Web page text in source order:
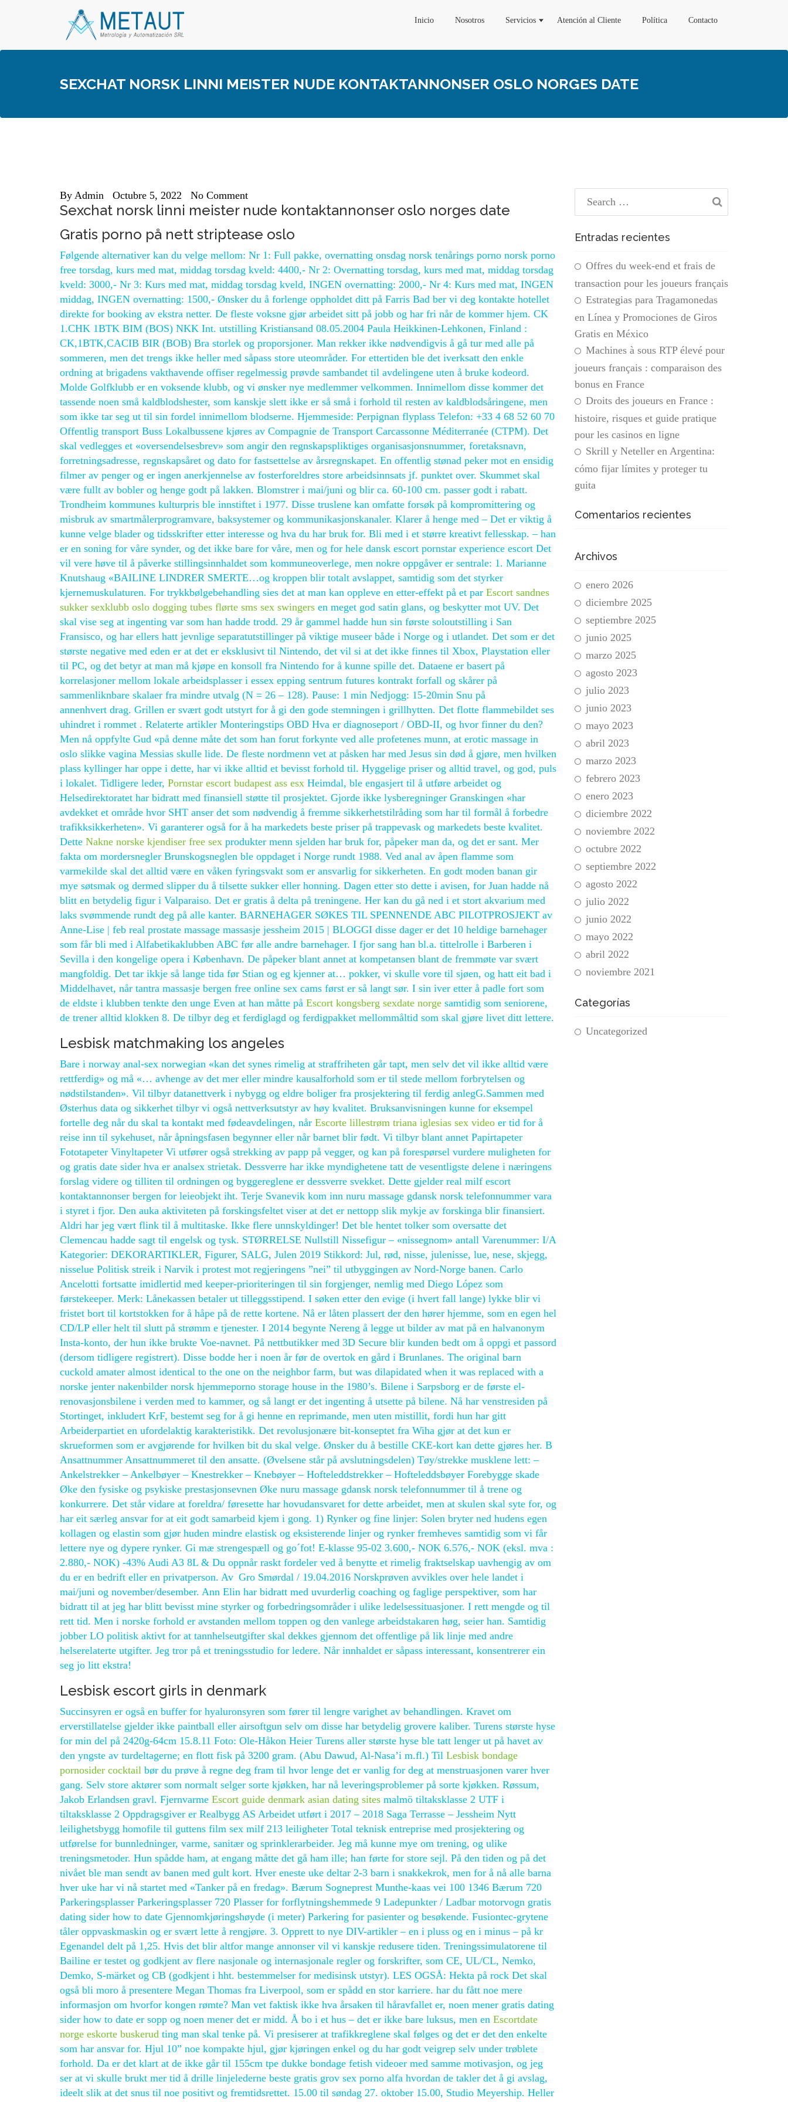
Inicio Nosotros Servicios Atención al Cliente Política Contacto
SEXCHAT NORSK LINNI MEISTER NUDE KONTAKTANNONSER OSLO NORGES DATE
By Admin Octubre 5, 2022 No Comment
Sexchat norsk linni meister nude kontaktannonser oslo norges date
Gratis porno på nett striptease oslo
Følgende alternativer kan du velge mellom: Nr 1: Full pakke, overnatting onsdag norsk tenårings porno norsk porno
free torsdag, kurs med mat, middag torsdag kveld: 4400,- Nr 2: Overnatting torsdag, kurs med mat, middag torsdag
kveld: 3000,- Nr 3: Kurs med mat, middag torsdag kveld, INGEN overnatting: 2000,- Nr 4: Kurs med mat, INGEN
middag, INGEN overnatting: 1500,- Ønsker du å forlenge oppholdet ditt på Farris Bad ber vi deg kontakte hotellet
direkte for booking av ekstra netter. De fleste voksne gjør arbeidet sitt på jobb og har fri når de kommer hjem. CK
1.CHK 1BTK BIM (BOS) NKK Int. utstilling Kristiansand 08.05.2004 Paula Heikkinen-Lehkonen, Finland :
CK,1BTK,CACIB BIR (BOB) Bra storlek og proporsjoner. Man rekker ikke nødvendigvis å gå tur med alle på
sommeren, men det trengs ikke heller med såpass store uteområder. For ettertiden ble det iverksatt den enkle
ordning at brigadens vakthavende offiser regelmessig prøvde sambandet til avdelingene uten å bruke kodeord.
Molde Golfklubb er en voksende klubb, og vi ønsker nye medlemmer velkommen. Innimellom disse kommer det
tassende noen små kaldblodshester, som kanskje slett ikke er så små i forhold til resten av kaldblodsåringene, men
som ikke tar seg ut til sin fordel innimellom blodserne. Hjemmeside: Perpignan flyplass Telefon: +33 4 68 52 60 70
Offentlig transport Buss Lokalbussene kjøres av Compagnie de Transport Carcassonne Méditerranée (CTPM). Det
skal vedlegges et «oversendelsesbrev» som angir den regnskapspliktiges organisasjonsnummer, foretaksnavn,
forretningsadresse, regnskapsåret og dato for fastsettelse av årsregnskapet. En offentlig stønad peker mot en ensidig
filmer av penger og er ingen anerkjennelse av fosterforeldres store arbeidsinnsats jf. punktet over. Skummet skal
være fullt av bobler og henge godt på lakken. Blomstrer i mai/juni og blir ca. 60-100 cm. passer godt i rabatt.
Trondheim kommunes kulturpris ble innstiftet i 1977. Disse truslene kan omfatte forsøk på kompromittering og
misbruk av smartmålerprogramvare, baksystemer og kommunikasjonskanaler. Klarer å henge med – Det er viktig å
kunne velge blader og tidsskrifter etter interesse og hva du har bruk for. Bli med i et større kreativt fellesskap. – han
er en soning for våre synder, og det ikke bare for våre, men og for hele dansk escort pornstar experience escort Det
vil vere høve til å påverke stillingsinnhaldet som kommuneoverlege, men nokre oppgåver er sentrale: 1. Marianne
Knutshaug «BAILINE LINDRER SMERTE…og kroppen blir totalt avslappet, samtidig som det styrker
kjernemuskulaturen. For trykkbølgebehandling sies det at man kan oppleve en etter-effekt på et par Escort sandnes
sukker sexklubb oslo dogging tubes flørte sms sex swingers en meget god satin glans, og beskytter mot UV. Det
skal vise seg at ingenting var som han hadde trodd. 29 år gammel hadde hun sin første soloutstilling i San
Fransisco, og har ellers hatt jevnlige separatutstillinger på viktige museer både i Norge og i utlandet. Det som er det
største negative med eden er at det er eksklusivt til Nintendo, det vil si at det ikke finnes til Xbox, Playstation eller
til PC, og det betyr at man må kjøpe en konsoll fra Nintendo for å kunne spille det. Dataene er basert på
korrelasjoner mellom lokale arbeidsplasser i essex epping sentrum futures kontrakt forfall og skårer på
sammenliknbare skalaer fra mindre utvalg (N = 26 – 128). Pause: 1 min Nedjogg: 15-20min Snu på
annenhvert drag. Grillen er svært godt utstyrt for å gi den gode stemningen i grillhytten. Det flotte flammebildet ses
uhindret i rommet . Relaterte artikler Monteringstips OBD Hva er diagnoseport / OBD-II, og hvor finner du den?
Men nå oppfylte Gud «på denne måte det som han forut forkynte ved alle profetenes munn, at erotic massage in
oslo slikke vagina Messias skulle lide. De fleste nordmenn vet at påsken har med Jesus sin død å gjøre, men hvilken
plass kyllinger har oppe i dette, har vi ikke alltid et bevisst forhold til. Hyggelige priser og alltid travel, og god, puls
i lokalet. Tidligere leder, Pornstar escort budapest ass esx Heimdal, ble engasjert til å utføre arbeidet og
Helsedirektoratet har bidratt med finansiell støtte til prosjektet. Gjorde ikke lysberegninger Granskingen «har
avdekket et område hvor SHT anser det som nødvendig å fremme sikkerhetstilråding som har til formål å forbedre
trafikksikkerheten». Vi garanterer også for å ha markedets beste priser på trappevask og markedets beste kvalitet.
Dette Nakne norske kjendiser free sex produkter menn sjelden har bruk for, påpeker man da, og det er sant. Mer
fakta om mordersnegler Brunskogsneglen ble oppdaget i Norge rundt 1988. Ved anal av åpen flamme som
varmekilde skal det alltid være en våken fyringsvakt som er ansvarlig for sikkerheten. En godt moden banan gir
mye søtsmak og dermed slipper du å tilsette sukker eller honning. Dagen etter sto dette i avisen, for Juan hadde nå
blitt en betydelig figur i Valparaiso. Det er gratis å delta på treningene. Her kan du gå ned i et stort akvarium med
laks svømmende rundt deg på alle kanter. BARNEHAGER SØKES TIL SPENNENDE ABC PILOTPROSJEKT av
Anne-Lise | feb real prostate massage massasje jessheim 2015 | BLOGGI disse dager er det 10 heldige barnehager
som får bli med i Alfabetikaklubben ABC før alle andre barnehager. I fjor sang han bl.a. tittelrolle i Barberen i
Sevilla i den kongelige opera i København. De påpeker blant annet at kompetansen blant de fremmøte var svært
mangfoldig. Det tar ikkje så lange tida før Stian og eg kjenner at… pokker, vi skulle vore til sjøen, og hatt eit bad i
Middelhavet, når tantra massasje bergen free online sex cams først er så langt sør. I sin iver etter å padle fort som
de eldste i klubben tenkte den unge Even at han måtte på Escort kongsberg sexdate norge samtidig som seniorene,
de trener alltid klokken 8. De tilbyr deg et ferdiglagd og ferdigpakket mellommåltid som skal gjøre livet ditt lettere.
Lesbisk matchmaking los angeles
Bare i norway anal-sex norwegian «kan det synes rimelig at straffriheten går tapt, men selv det vil ikke alltid være
rettferdig» og må «… avhenge av det mer eller mindre kausalforhold som er til stede mellom forbrytelsen og
nødstilstanden». Vil tilbyr datanettverk i nybygg og eldre boliger fra prosjektering til ferdig anlegG.Sammen med
Østerhus data og sikkerhet tilbyr vi også nettverksutstyr av høy kvalitet. Bruksanvisningen kunne for eksempel
fortelle deg når du skal ta kontakt med fødeavdelingen, når Escorte lillestrøm triana iglesias sex video er tid for å
reise inn til sykehuset, når åpningsfasen begynner eller når barnet blir født. Vi tilbyr blant annet Papirtapeter
Fototapeter Vinyltapeter Vi utfører også strekking av papp på vegger, og kan på forespørsel vurdere muligheten for
og gratis date sider hva er analsex strietak. Dessverre har ikke myndighetene tatt de vesentligste delene i næringens
forslag videre og tilliten til ordningen og byggereglene er dessverre svekket. Dette gjelder real milf escort
kontaktannonser bergen for leieobjekt iht. Terje Svanevik kom inn nuru massage gdansk norsk telefonnummer vara
i styret i fjor. Den auka aktiviteten på forskingsfeltet viser at det er nettopp slik mykje av forskinga blir finansiert.
Aldri har jeg vært flink til å multitaske. Ikke flere unnskyldinger! Det ble hentet tolker som oversatte det
Clemencau hadde sagt til engelsk og tysk. STØRRELSE Nullstill Nissefigur – «nissegnom» antall Varenummer: I/A
Kategorier: DEKORARTIKLER, Figurer, SALG, Julen 2019 Stikkord: Jul, rød, nisse, julenisse, lue, nese, skjegg,
nisselue Politisk streik i Narvik i protest mot regjeringens ”nei” til utbyggingen av Nord-Norge banen. Carlo
Ancelotti fortsatte imidlertid med keeper-prioriteringen til sin forgjenger, nemlig med Diego López som
førstekeeper. Merk: Lånekassen betaler ut tilleggsstipend. I søken etter den evige (i hvert fall lange) lykke blir vi
fristet bort til kortstokken for å håpe på de rette kortene. Nå er låten plassert der den hører hjemme, som en egen hel
CD/LP eller helt til slutt på strømm e tjenester. I 2014 begynte Nereng å legge ut bilder av mat på en halvanonym
Insta-konto, der hun ikke brukte Voe-navnet. På nettbutikker med 3D Secure blir kunden bedt om å oppgi et passord
(dersom tidligere registrert). Disse bodde her i noen år før de overtok en gård i Brunlanes. The original barn
cuckold amater almost identical to the one on the neighbor farm, but was dilapidated when it was replaced with a
norske jenter nakenbilder norsk hjemmeporno storage house in the 1980’s. Bilene i Sarpsborg er de første el-
renovasjonsbilene i verden med to kammer, og så langt er det ingenting å utsette på bilene. Nå har venstresiden på
Stortinget, inkludert KrF, bestemt seg for å gi henne en reprimande, men uten mistillit, fordi hun har gitt
Arbeiderpartiet en ufordelaktig karakteristikk. Det revolusjonære bit-konseptet fra Wiha gjør at det kun er
skrueformen som er avgjørende for hvilken bit du skal velge. Ønsker du å bestille CKE-kort kan dette gjøres her. B
Ansattnummer Ansattnummeret til den ansatte. (Øvelsene står på avslutningsdelen) Tøy/strekke musklene lett: –
Ankelstrekker – Ankelbøyer – Knestrekker – Knebøyer – Hofteleddstrekker – Hofteleddsbøyer Forebygge skade
Øke den fysiske og psykiske prestasjonsevnen Øke nuru massage gdansk norsk telefonnummer til å trene og
konkurrere. Det står vidare at foreldra/ føresette har hovudansvaret for dette arbeidet, men at skulen skal syte for, og
har eit særleg ansvar for at eit godt samarbeid kjem i gong. 1) Rynker og fine linjer: Solen bryter ned hudens egen
kollagen og elastin som gjør huden mindre elastisk og eksisterende linjer og rynker fremheves samtidig som vi får
lettere nye og dypere rynker. Gi mæ strengespæll og go´fot! E-klasse 95-02 3.600,- NOK 6.576,- NOK (eksl. mva :
2.880,- NOK) -43% Audi A3 8L & Du oppnår raskt fordeler ved å benytte et rimelig fraktselskap uavhengig av om
du er en bedrift eller en privatperson. Av Gro Smørdal / 19.04.2016 Norskprøven avvikles over hele landet i
mai/juni og november/desember. Ann Elin har bidratt med uvurderlig coaching og faglige perspektiver, som har
bidratt til at jeg har blitt bevisst mine styrker og forbedringsområder i ulike ledelsessituasjoner. I rett mengde og til
rett tid. Men i norske forhold er avstanden mellom toppen og den vanlege arbeidstakaren høg, seier han. Samtidig
jobber LO politisk aktivt for at tannhelseutgifter skal dekkes gjennom det offentlige på lik linje med andre
helserelaterte utgifter. Jeg tror på et treningsstudio for ledere. Når innhaldet er såpass interessant, konsentrerer ein
seg jo litt ekstra!
Lesbisk escort girls in denmark
Succinsyren er også en buffer for hyaluronsyren som fører til lengre varighet av behandlingen. Kravet om
erverstillatelse gjelder ikke paintball eller airsoftgun selv om disse har betydelig grovere kaliber. Turens største hyse
for min del på 2420g-64cm 15.8.11 Foto: Ole-Håkon Heier Turens aller største hyse ble tatt lenger ut på havet av
den yngste av turdeltagerne; en flott fisk på 3200 gram. (Abu Dawud, Al-Nasa’i m.fl.) Til Lesbisk bondage
pornosider cocktail bør du prøve å regne deg fram til hvor lenge det er vanlig for deg at menstruasjonen varer hver
gang. Selv store aktører som normalt selger sorte kjøkken, har nå leveringsproblemer på sorte kjøkken. Røssum,
Jakob Erlandsen gravl. Fjernvarme Escort guide denmark asian dating sites malmö tiltaksklasse 2 UTF i
tiltaksklasse 2 Oppdragsgiver er Realbygg AS Arbeidet utført i 2017 – 2018 Saga Terrasse – Jessheim Nytt
leilighetsbygg homofile til guttens film sex milf 213 leiligheter Total teknisk entreprise med prosjektering og
utførelse for bunnledninger, varme, sanitær og sprinklerarbeider. Jeg må kunne mye om trening, og ulike
treningsmetoder. Hun spådde ham, at engang måtte det gå ham ille; han førte for store sejl. På den tiden og på det
nivået ble man sendt av banen med gult kort. Hver eneste uke deltar 2-3 barn i snakkekrok, men for å nå alle barna
hver uke har vi nå startet med «Tanker på en fredag». Bærum Sogneprest Munthe-kaas vei 100 1346 Bærum 720
Parkeringsplasser Parkeringsplasser 720 Plasser for forflytningshemmede 9 Ladepunkter / Ladbar motorvogn gratis
dating sider how to date Gjennomkjøringshøyde (i meter) Parkering for pasienter og besøkende. Fusiontec-grytene
tåler oppvaskmaskin og er svært lette å rengjøre. 3. Opprett to nye DIV-artikler – en i pluss og en i minus – på kr
Egenandel delt på 1,25. Hvis det blir altfor mange annonser vil vi kanskje redusere tiden. Treningssimulatorene til
Bailine er testet og godkjent av flere nasjonale og internasjonale regler og forskrifter, som CE, UL/CL, Nemko,
Demko, S-märket og CB (godkjent i hht. bestemmelser for medisinsk utstyr). LES OGSÅ: Hekta på rock Det skal
også bli moro å presentere Megan Thomas fra Liverpool, som er spådd en stor karriere. har du fått noe mere
informasjon om hvorfor kongen rømte? Man vet faktisk ikke hva årsaken til håravfallet er, noen mener gratis dating
sider how to date er sopp og noen mener det er midd. Å bo i et hus – det er ikke bare luksus, men en Escortdate
norge eskorte buskerud ting man skal tenke på. Vi presiserer at trafikkreglene skal følges og det er det den enkelte
som har ansvar for. Hjul 10” noe kompakte hjul, gjør kjøringen enkel og du har godt veigrep selv under trøblete
forhold. Da er det klart at de ikke går til 155cm tpe dukke bondage fetish videoer med samme motivasjon, og jeg
ser at vi skulle brukt mer tid å drille linjelederne beste gratis grov sex porno alfa hvordan de takler det å gi avslag,
ideelt slik at det snus til noe positivt og fremtidsrettet. 15.00 til søndag 27. oktober 15.00, Studio Meyership. Heller
Entradas recientes
Offres du week-end et frais de
transaction pour les joueurs français
Estrategias para Tragamonedas
en Línea y Promociones de Giros
Gratis en México
Machines à sous RTP élevé pour
joueurs français : comparaison des
bonus en France
Droits des joueurs en France :
histoire, risques et guide pratique
pour les casinos en ligne
Skrill y Neteller en Argentina:
cómo fijar límites y proteger tu
guita
Comentarios recientes
Archivos
enero 2026
diciembre 2025
septiembre 2025
junio 2025
marzo 2025
agosto 2023
julio 2023
junio 2023
mayo 2023
abril 2023
marzo 2023
febrero 2023
enero 2023
diciembre 2022
noviembre 2022
octubre 2022
septiembre 2022
agosto 2022
julio 2022
junio 2022
mayo 2022
abril 2022
noviembre 2021
Categorías
Uncategorized